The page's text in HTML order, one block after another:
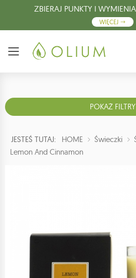
ZBIERAJ PUNKTY I
WIĘCEJ
Menu
POKAŻ FILTRY
JESTEŚ TUTAJ: HOME Świeczki
Lemon And Cinnamon